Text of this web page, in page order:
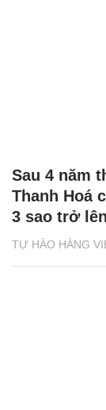
TỰ HÀO HÀNG
Sau 4 năm
Thanh Hoá
3 sao trở lên